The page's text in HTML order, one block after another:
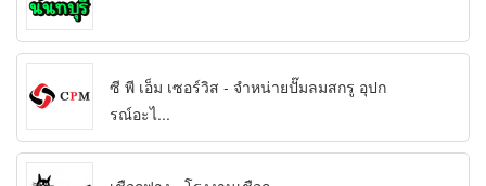
ซี พี เอ็ม เซอร์วิส - จำหน่ายปั๊มลมสกรู อุปก
รณ์อะไ...